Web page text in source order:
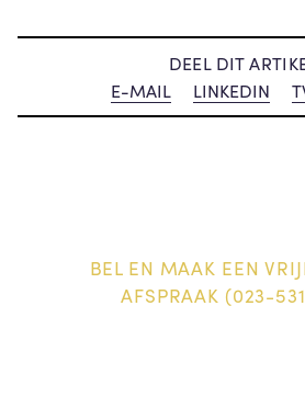
DEEL DIT
E-MAIL
LINKEDIN
BEL EN MAAK EEN
AFSPRAAK (023-